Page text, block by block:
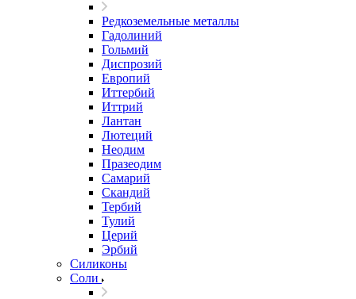
Редкоземельные металлы
Гадолиний
Гольмий
Диспрозий
Европий
Иттербий
Иттрий
Лантан
Лютеций
Неодим
Празеодим
Самарий
Скандий
Тербий
Тулий
Церий
Эрбий
Силиконы
Соли